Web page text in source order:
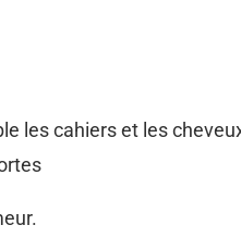
les cahiers et les